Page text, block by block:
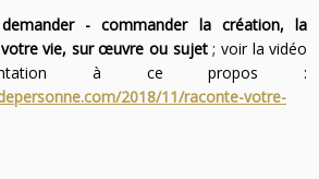
- commander la création, la
vie, sur œuvre ou sujet; voir la vidéo
à ce propos :
2018/11/raconte-votre-